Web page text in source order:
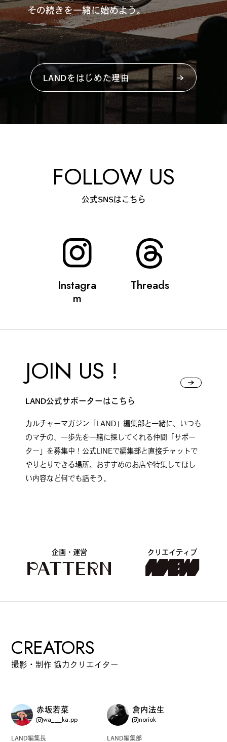
その続きを一緒に始めよう。
LANDをはじめた理由
FOLLOW US
公式SNSはこちら
Instagra
m
Threads
JOIN US !
LAND公式サポーターはこちら
カルチャーマガジン「LAND」編集部と一緒に、いつも
のマチの、一歩先を一緒に探してくれる仲間「サポー
ター」を募集中！公式LINEで編集部と直接チャットで
やりとりできる場所。おすすめのお店や特集してほし
い内容など何でも話そう。
企画・運営 クリエイティブ
CREATORS
撮影・制作 協力クリエイター
赤坂若菜
wa___ka.pp
LAND編集長
倉内法生
noriok
LAND編集部